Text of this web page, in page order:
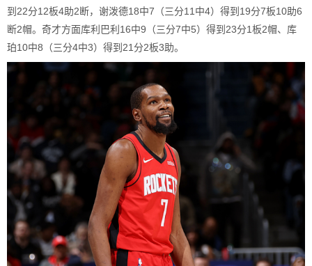
到22分12板4助2断，谢泼德18中7（三分11中4）得到19分7板10助6
断2帽。奇才方面库利巴利16中9（三分7中5）得到23分1板2帽、库
珀10中8（三分4中3）得到21分2板3助。